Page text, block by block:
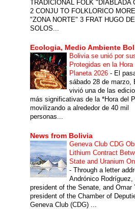
TRADICIONAL FOLK "DIABLADA
2 CONJU TO FOLKLORICO
"ZONA NORTE" 3 FRAT HUGO
SOLOS...
Ecologia, Medio Ambiente
Bolivia se unió por
Protegidas en la Hora
Planeta 2026 - El
sábado 28 de marzo,
vivió una de las
más significativas de la *Hora del
movilizando a alrededor de 40 mil
personas...
News from Bolivia
Geneva Club CDG
Lithium Contract
State and Uranium
- Through a letter
Andrónico Rodríguez,
president of the Senate, and Omar
president of the Chamber of
Geneva Club (CDG) ...